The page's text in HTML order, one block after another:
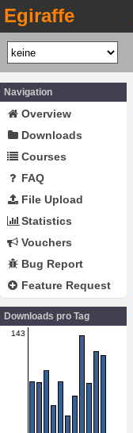
Egiraffe
Navigation
Overview
Downloads
Courses
FAQ
File Upload
Statistics
Vouchers
Bug Report
Feature Request
Downloads pro Tag
143